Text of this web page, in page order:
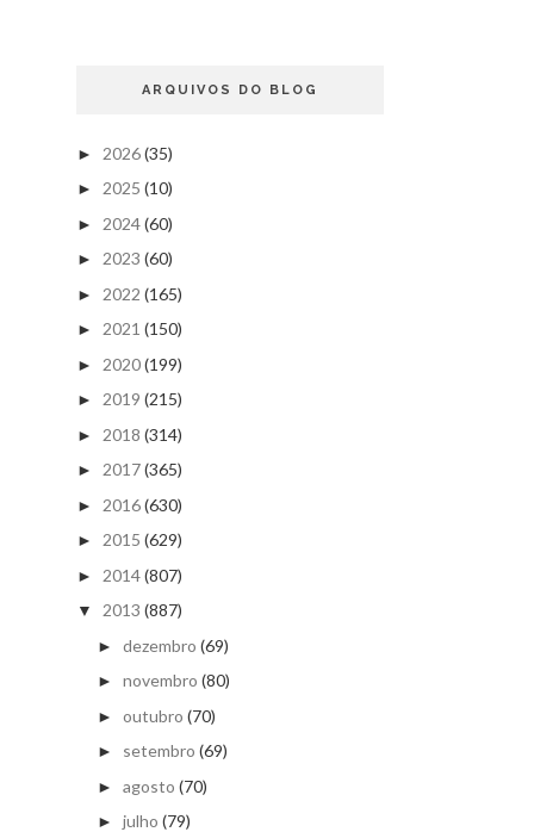
ARQUIVOS DO BLOG
► 2026(35)
► 2025 (10)
► 2024(60)
► 2023 (60)
► 2022 (165)
► 2021 (150)
► 2020(199)
► 2019 (215)
► 2018 (314)
► 2017(365)
► 2016(630)
► 2015 (629)
► 2014(807)
▼ 2013 (887)
► dezembro (69)
► novembro (80)
► outubro (70)
► setembro (69)
► agosto (70)
► julho (79)